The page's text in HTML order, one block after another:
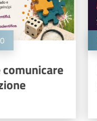
comunicare